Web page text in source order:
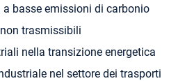
basse emissioni di carbonio
trasmissibili
nella transizione energetica
nel settore dei trasporti